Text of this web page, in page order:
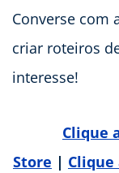
Converse com
criar roteiros
interesse!
Clique
Store | Clique